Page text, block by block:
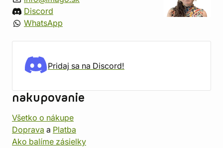
Discord
WhatsApp
Pridaj sa na Discord!
nakupovanie
Všetko o nákupe
Doprava a Platba
Ako balíme zásielky